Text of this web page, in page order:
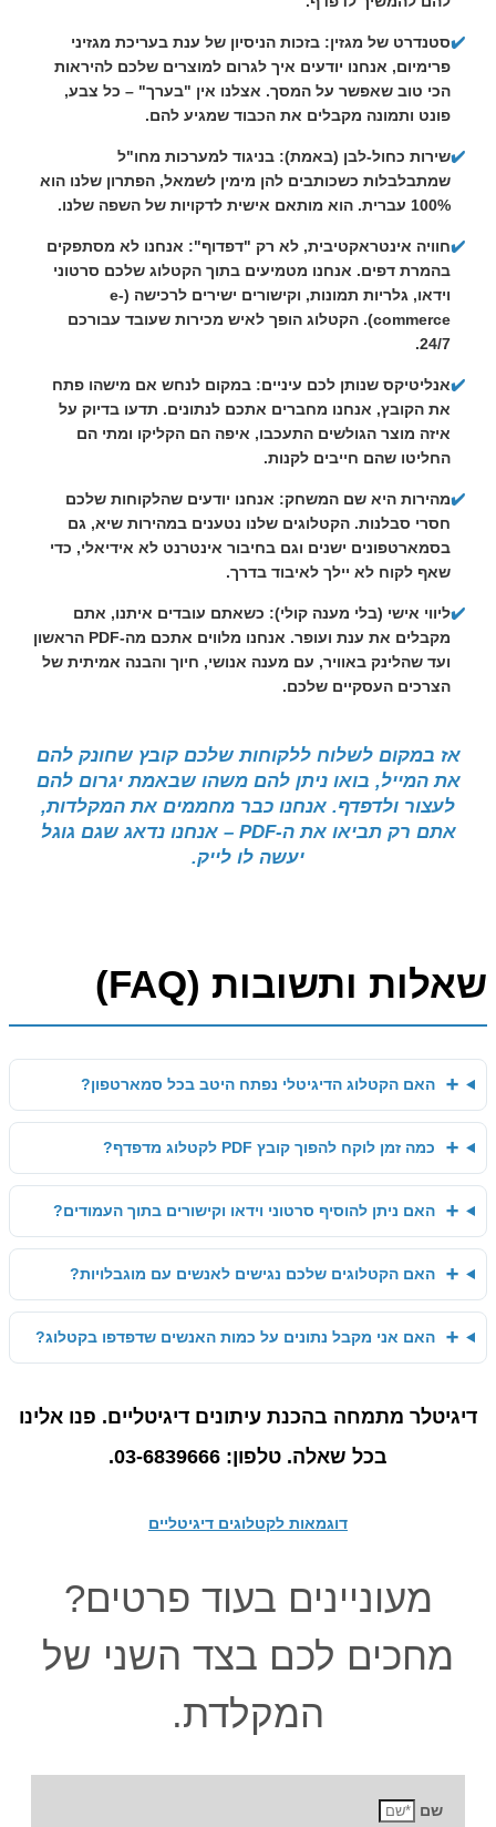
✔️סטנדרט של מגזין: בזכות הניסיון של ענת בעריכת מגזיני
פרימיום, אנחנו יודעים איך לגרום למוצרים שלכם להיראות
הכי טוב שאפשר על המסך. אצלנו אין "בערך" – כל צבע,
פונט ותמונה מקבלים את הכבוד שמגיע להם.
✔️שירות כחול-לבן (באמת): בניגוד למערכות מחו"ל
שמתבלבלות כשכותבים להן מימין לשמאל, הפתרון שלנו הוא
100% עברית. הוא מותאם אישית לדקויות של השפה שלנו.
✔️חוויה אינטראקטיבית, לא רק "דפדוף": אנחנו לא מסתפקים
בהמרת דפים. אנחנו מטמיעים בתוך הקטלוג שלכם סרטוני
וידאו, גלריות תמונות, וקישורים ישירים לרכישה (e-
commerce). הקטלוג הופך לאיש מכירות שעובד עבורכם
24/7.
✔️אנליטיקס שנותן לכם עיניים: במקום לנחש אם מישהו פתח
את הקובץ, אנחנו מחברים אתכם לנתונים. תדעו בדיוק על
איזה מוצר הגולשים התעכבו, איפה הם הקליקו ומתי הם
החליטו שהם חייבים לקנות.
✔️מהירות היא שם המשחק: אנחנו יודעים שהלקוחות שלכם
חסרי סבלנות. הקטלוגים שלנו נטענים במהירות שיא, גם
בסמארטפונים ישנים וגם בחיבור אינטרנט לא אידיאלי, כדי
שאף לקוח לא יילך לאיבוד בדרך.
✔️ליווי אישי (בלי מענה קולי): כשאתם עובדים איתנו, אתם
מקבלים את ענת ועופר. אנחנו מלווים אתכם מה-PDF הראשון
ועד שהלינק באוויר, עם מענה אנושי, חיוך והבנה אמיתית של
הצרכים העסקיים שלכם.
אז במקום לשלוח ללקוחות שלכם קובץ שחונק להם
את המייל, בואו ניתן להם משהו שבאמת יגרום להם
לעצור ולדפדף. אנחנו כבר מחממים את המקלדות,
אתם רק תביאו את ה-PDF – אנחנו נדאג שגם גוגל
יעשה לו לייק.
שאלות ותשובות (FAQ)
➕ האם הקטלוג הדיגיטלי נפתח היטב בכל סמארטפון?
➕ כמה זמן לוקח להפוך קובץ PDF לקטלוג מדפדף?
➕ האם ניתן להוסיף סרטוני וידאו וקישורים בתוך העמודים?
➕ האם הקטלוגים שלכם נגישים לאנשים עם מוגבלויות?
➕ האם אני מקבל נתונים על כמות האנשים שדפדפו בקטלוג?
דיגיטלר מתמחה בהכנת עיתונים דיגיטליים. פנו אלינו
בכל שאלה. טלפון: 03-6839666.
דוגמאות לקטלוגים דיגיטליים
מעוניינים בעוד פרטים?
מחכים לכם בצד השני של
המקלדת.
שם